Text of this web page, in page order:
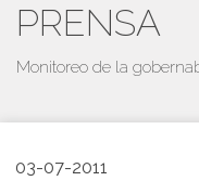
PRENSA
Monitoreo de la
03-07-2011